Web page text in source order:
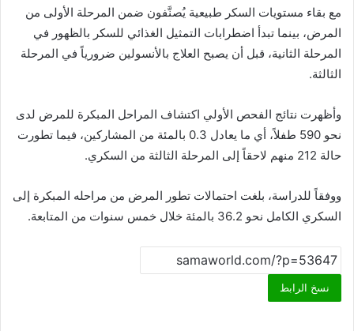
مع بقاء مستويات السكر طبيعية يُصنَّفون ضمن المرحلة الأولى من
المرض، بينما تبدأ اضطرابات التمثيل الغذائي للسكر بالظهور في
المرحلة الثانية، قبل أن يصبح العلاج بالأنسولين ضرورياً في المرحلة
الثالثة.
وأظهرت نتائج الفحص الأولي اكتشاف المراحل المبكرة للمرض لدى
نحو 590 طفلاً، أي ما يعادل 0.3 بالمئة من المشاركين، فيما تطورت
حالة 212 منهم لاحقاً إلى المرحلة الثالثة من السكري.
ووفقاً للدراسة، بلغت احتمالات تطور المرض من مراحله المبكرة إلى
السكري الكامل نحو 36.2 بالمئة خلال خمس سنوات من المتابعة.
نسخ الرابط